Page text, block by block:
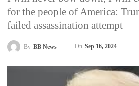
for the people of America:
failed assassination attempt
By BB News On Sep 16, 2024